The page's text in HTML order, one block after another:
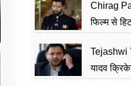
Chirag
फिल्म से
Tejashwi
यादव